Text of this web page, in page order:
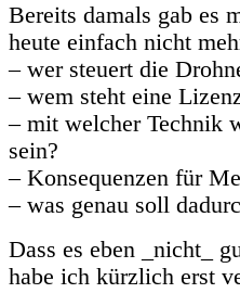
Bereits damals gab es
heute einfach nicht
– wer steuert die
– wem steht eine
– mit welcher Technik
sein?
– Konsequenzen für
– was genau soll
Dass es eben _nicht_
habe ich kürzlich erst